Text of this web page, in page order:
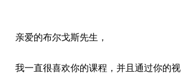
亲爱的布尔戈斯先生，
我一直很喜欢你的课程，并且通过你的视